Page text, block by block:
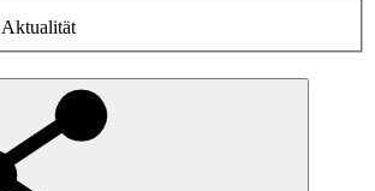
Aktualität